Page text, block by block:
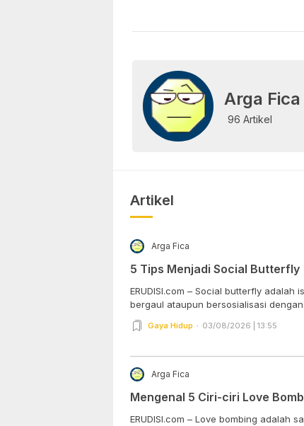
Arga Fica
96 Artikel
Artikel
Arga Fica
5 Tips Menjadi Social Butterfly
ERUDISI.com – Social butterfly adalah
bergaul ataupun bersosialisasi
Gaya Hidup 03/08/2026 | 13:55
Arga Fica
Mengenal 5 Ciri-ciri Love
ERUDISI.com – Love bombing adalah